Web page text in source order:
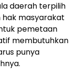
daerah terpilih
hak masyarakat
pemetaan
membutuhkan
punya